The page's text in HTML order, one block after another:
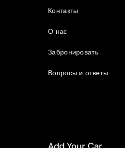
Контакты
О нас
Забронировать
Вопросы и ответы